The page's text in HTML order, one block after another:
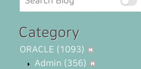
Category
ORACLE (1093)
Admin (356)